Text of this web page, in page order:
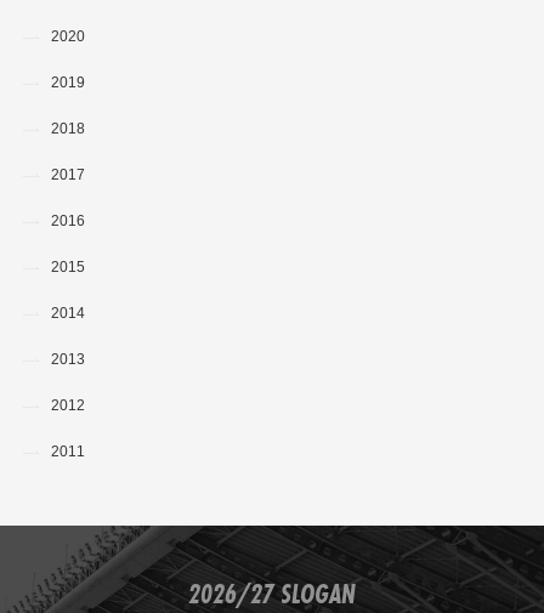
2020
2019
2018
2017
2016
2015
2014
2013
2012
2011
2026/27 SLOGAN